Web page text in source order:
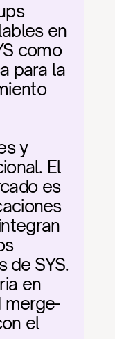
en
como
para la
y
El
es
de SYS.
en
merge-
el